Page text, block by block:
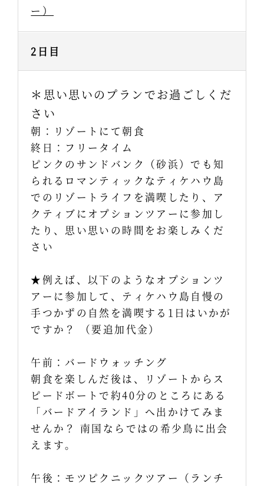
ー）
2日目
＊思い思いのプランでお過ごしくだ
さい
朝：リゾートにて朝食
終日：フリータイム
ピンクのサンドバンク（砂浜）でも知
られるロマンティックなティケハウ島
でのリゾートライフを満喫したり、ア
クティブにオプションツアーに参加し
たり、思い思いの時間をお楽しみくだ
さい
★例えば、以下のようなオプションツ
アーに参加して、ティケハウ島自慢の
手つかずの自然を満喫する1日はいかが
ですか？ （要追加代金）
午前：バードウォッチング
朝食を楽しんだ後は、リゾートからス
ピードボートで約40分のところにある
「バードアイランド」へ出かけてみま
せんか？ 南国ならではの希少鳥に出会
えます。
午後：モツピクニックツアー（ランチ